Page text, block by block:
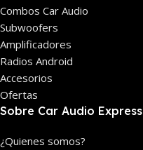
Combos Car Audio
Subwoofers
Amplificadores
Radios Android
Accesorios
Ofertas
Sobre Car Audio Express
¿Quienes somos?